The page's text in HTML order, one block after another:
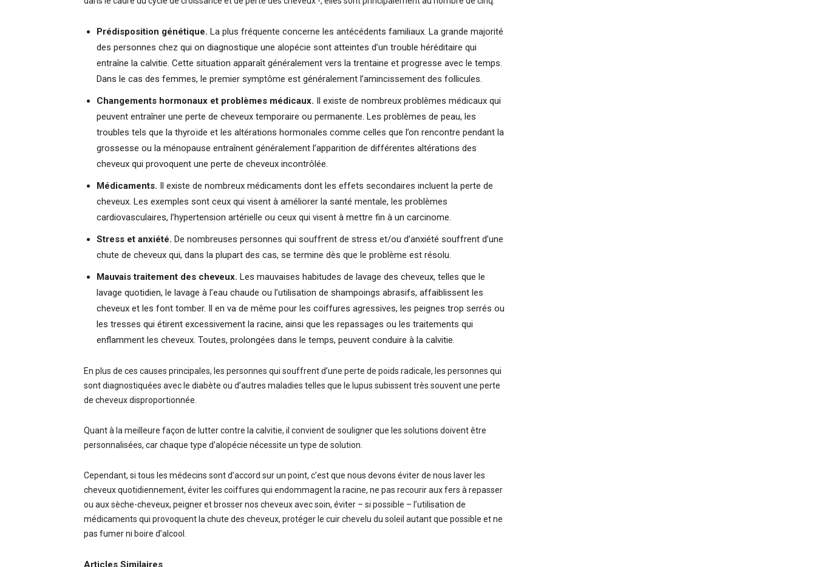
Prédisposition génétique. La plus fréquente concerne les antécédents familiaux. La grande majorité
des personnes chez qui on diagnostique une alopécie sont atteintes d’un trouble héréditaire qui
entraîne la calvitie. Cette situation apparaît généralement vers la trentaine et progresse avec le temps.
Dans le cas des femmes, le premier symptôme est généralement l’amincissement des follicules.
Changements hormonaux et problèmes médicaux. Il existe de nombreux problèmes médicaux qui
peuvent entraîner une perte de cheveux temporaire ou permanente. Les problèmes de peau, les
troubles tels que la thyroïde et les altérations hormonales comme celles que l’on rencontre pendant la
grossesse ou la ménopause entraînent généralement l’apparition de différentes altérations des
cheveux qui provoquent une perte de cheveux incontrôlée.
Médicaments. Il existe de nombreux médicaments dont les effets secondaires incluent la perte de
cheveux. Les exemples sont ceux qui visent à améliorer la santé mentale, les problèmes
cardiovasculaires, l’hypertension artérielle ou ceux qui visent à mettre fin à un carcinome.
Stress et anxiété. De nombreuses personnes qui souffrent de stress et/ou d’anxiété souffrent d’une
chute de cheveux qui, dans la plupart des cas, se termine dès que le problème est résolu.
Mauvais traitement des cheveux. Les mauvaises habitudes de lavage des cheveux, telles que le
lavage quotidien, le lavage à l’eau chaude ou l’utilisation de shampoings abrasifs, affaiblissent les
cheveux et les font tomber. Il en va de même pour les coiffures agressives, les peignes trop serrés ou
les tresses qui étirent excessivement la racine, ainsi que les repassages ou les traitements qui
enflamment les cheveux. Toutes, prolongées dans le temps, peuvent conduire à la calvitie.
En plus de ces causes principales, les personnes qui souffrent d’une perte de poids radicale, les personnes qui
sont diagnostiquées avec le diabète ou d’autres maladies telles que le lupus subissent très souvent une perte
de cheveux disproportionnée.
Quant à la meilleure façon de lutter contre la calvitie, il convient de souligner que les solutions doivent être
personnalisées, car chaque type d’alopécie nécessite un type de solution.
Cependant, si tous les médecins sont d’accord sur un point, c’est que nous devons éviter de nous laver les
cheveux quotidiennement, éviter les coiffures qui endommagent la racine, ne pas recourir aux fers à repasser
ou aux sèche-cheveux, peigner et brosser nos cheveux avec soin, éviter – si possible – l’utilisation de
médicaments qui provoquent la chute des cheveux, protéger le cuir chevelu du soleil autant que possible et ne
pas fumer ni boire d’alcool.
Articles Similaires